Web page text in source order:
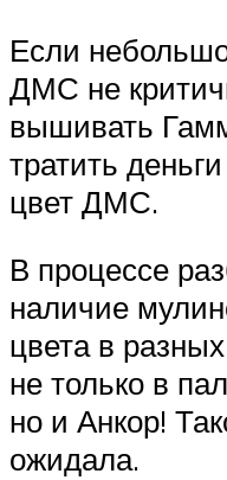
Если
ДМС не
вышивать
тратить
цвет ДМС.
В процессе
наличие
цвета в
не только в
но и Анкор!
ожидала.